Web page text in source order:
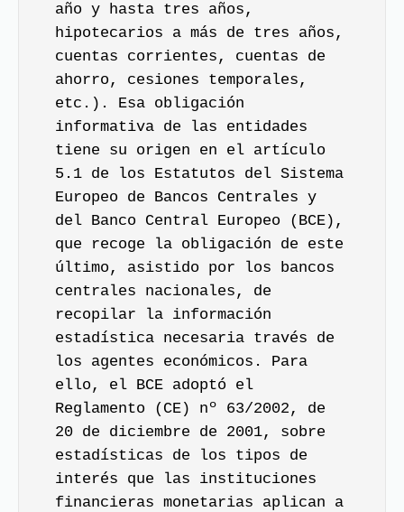
año y hasta tres años,
hipotecarios a más de tres años,
cuentas corrientes, cuentas de
ahorro, cesiones temporales,
etc.). Esa obligación
informativa de las entidades
tiene su origen en el artículo
5.1 de los Estatutos del Sistema
Europeo de Bancos Centrales y
del Banco Central Europeo (BCE),
que recoge la obligación de este
último, asistido por los bancos
centrales nacionales, de
recopilar la información
estadística necesaria través de
los agentes económicos. Para
ello, el BCE adoptó el
Reglamento (CE) nº 63/2002, de
20 de diciembre de 2001, sobre
estadísticas de los tipos de
interés que las instituciones
financieras monetarias aplican a